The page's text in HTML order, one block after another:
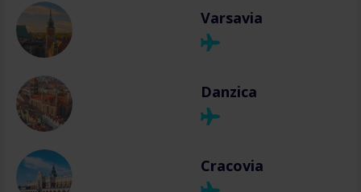
Varsavia
Danzica
Cracovia